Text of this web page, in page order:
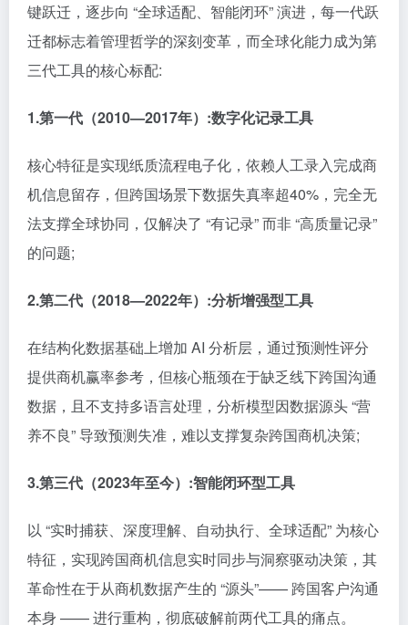
键跃迁，逐步向 “全球适配、智能闭环” 演进，每一代跃
迁都标志着管理哲学的深刻变革，而全球化能力成为第
三代工具的核心标配:
1.第一代（2010—2017年）:数字化记录工具
核心特征是实现纸质流程电子化，依赖人工录入完成商
机信息留存，但跨国场景下数据失真率超40%，完全无
法支撑全球协同，仅解决了 “有记录” 而非 “高质量记录”
的问题;
2.第二代（2018—2022年）:分析增强型工具
在结构化数据基础上增加 AI 分析层，通过预测性评分
提供商机赢率参考，但核心瓶颈在于缺乏线下跨国沟通
数据，且不支持多语言处理，分析模型因数据源头 “营
养不良” 导致预测失准，难以支撑复杂跨国商机决策;
3.第三代（2023年至今）:智能闭环型工具
以 “实时捕获、深度理解、自动执行、全球适配” 为核心
特征，实现跨国商机信息实时同步与洞察驱动决策，其
革命性在于从商机数据产生的 “源头”—— 跨国客户沟通
本身 —— 进行重构，彻底破解前两代工具的痛点。